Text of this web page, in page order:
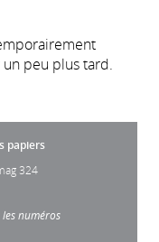
peu plus tard.
papiers
324
numéros